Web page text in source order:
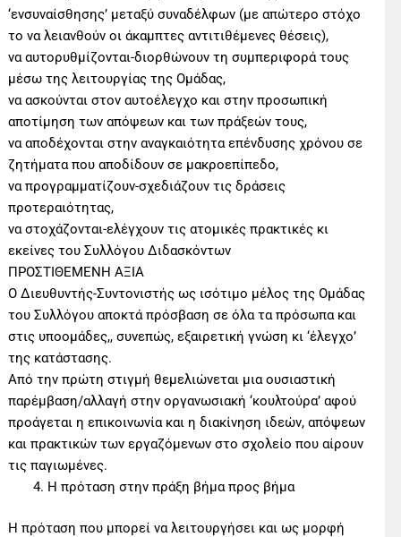
‘ενσυναίσθησης’ μεταξύ συναδέλφων (με απώτερο στόχο
το να λειανθούν οι άκαμπτες αντιτιθέμενες θέσεις),
να αυτορυθμίζονται-διορθώνουν τη συμπεριφορά τους
μέσω της λειτουργίας της Ομάδας,
να ασκούνται στον αυτοέλεγχο και στην προσωπική
αποτίμηση των απόψεων και των πράξεών τους,
να αποδέχονται στην αναγκαιότητα επένδυσης χρόνου σε
ζητήματα που αποδίδουν σε μακροεπίπεδο,
να προγραμματίζουν-σχεδιάζουν τις δράσεις
προτεραιότητας,
να στοχάζονται-ελέγχουν τις ατομικές πρακτικές κι
εκείνες του Συλλόγου Διδασκόντων
ΠΡΟΣΤΙΘΕΜΕΝΗ ΑΞΙΑ
Ο Διευθυντής-Συντονιστής ως ισότιμο μέλος της Ομάδας
του Συλλόγου αποκτά πρόσβαση σε όλα τα πρόσωπα και
στις υποομάδες,, συνεπώς, εξαιρετική γνώση κι ‘έλεγχο’
της κατάστασης.
Από την πρώτη στιγμή θεμελιώνεται μια ουσιαστική
παρέμβαση/αλλαγή στην οργανωσιακή ‘κουλτούρα’ αφού
προάγεται η επικοινωνία και η διακίνηση ιδεών, απόψεων
και πρακτικών των εργαζόμενων στο σχολείο που αίρουν
τις παγιωμένες.
Η πρόταση στην πράξη βήμα προς βήμα
Η πρόταση που μπορεί να λειτουργήσει και ως μορφή